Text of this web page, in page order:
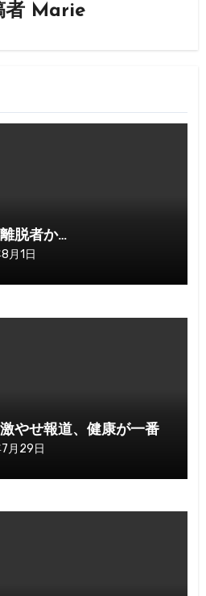
者 Marie
脱者か…
月1日
やせ報道、健康が一番
月29日